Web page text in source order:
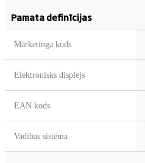
Pamata definīcijas
Mārketinga kods
Elektronisks displejs
EAN kods
Vadības sistēma